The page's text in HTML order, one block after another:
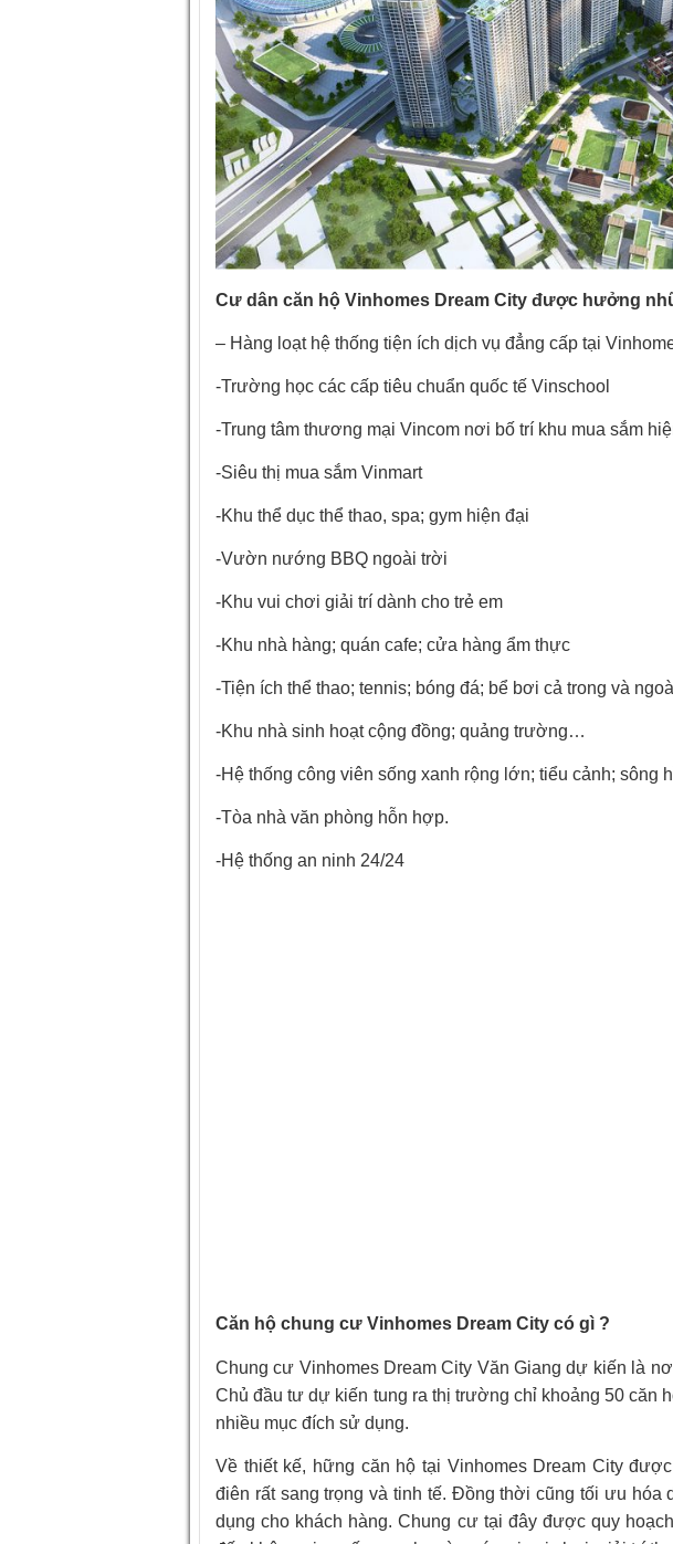
Cư dân căn hộ Vinhomes Dream City được hưởng
– Hàng loạt hệ thống tiện ích dịch vụ đẳng cấp tại
-Trường học các cấp tiêu chuẩn quốc tế Vinschool
-Trung tâm thương mại Vincom nơi bố trí khu mua sắm
-Siêu thị mua sắm Vinmart
-Khu thể dục thể thao, spa; gym hiện đại
-Vườn nướng BBQ ngoài trời
-Khu vui chơi giải trí dành cho trẻ em
-Khu nhà hàng; quán cafe; cửa hàng ẩm thực
-Tiện ích thể thao; tennis; bóng đá; bể bơi cả trong và
-Khu nhà sinh hoạt cộng đồng; quảng trường…
-Hệ thống công viên sống xanh rộng lớn; tiểu cảnh; sông
-Tòa nhà văn phòng hỗn hợp.
-Hệ thống an ninh 24/24
Căn hộ chung cư Vinhomes Dream City có gì ?
Chung cư Vinhomes Dream City Văn Giang dự kiến là
Chủ đầu tư dự kiến tung ra thị trường chỉ khoảng 50 căn
nhiều mục đích sử dụng.
Về thiết kế, hững căn hộ tại Vinhomes Dream City
điên rất sang trọng và tinh tế. Đồng thời cũng tối ưu hóa
dụng cho khách hàng. Chung cư tại đây được quy